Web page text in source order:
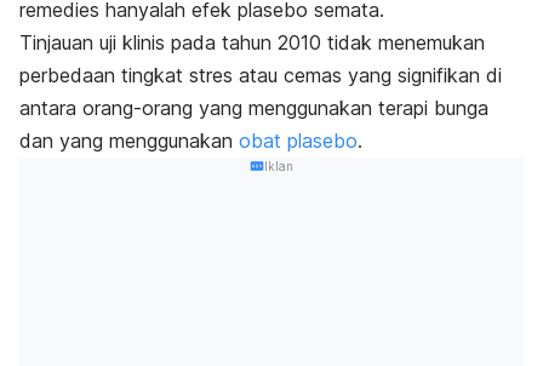
remedies hanyalah efek plasebo semata.
Tinjauan uji klinis pada tahun 2010 tidak menemukan
perbedaan tingkat stres atau cemas yang signifikan di
antara orang-orang yang menggunakan terapi bunga
dan yang menggunakan obat plasebo.
Iklan